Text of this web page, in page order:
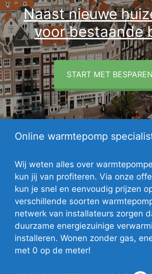
Naast nieuwe
voor bestaande
START MET BESPAREN
Online warmtepomp
Wij weten alles over
kun jij van profiteren. Via onze
kun je snel en eenvoudig prijzen
verschillende soorten
netwerk van installateurs zorgen
duurzame energiezuinige
installeren. Wonen zonder gas,
met 0 op de meter!